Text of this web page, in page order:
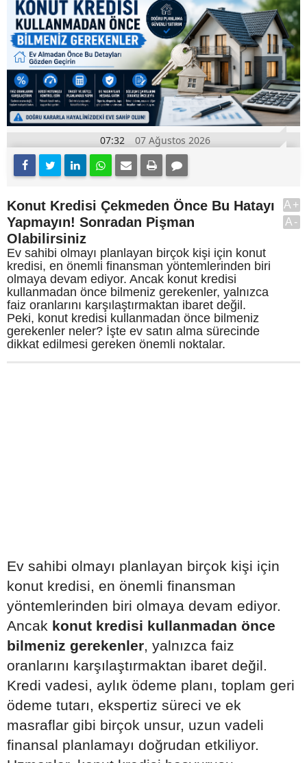
07:32 07 Ağustos 2026
Konut Kredisi Çekmeden Önce Bu Hatayı
Yapmayın! Sonradan Pişman
Olabilirsiniz
Ev sahibi olmayı planlayan birçok kişi için konut
kredisi, en önemli finansman yöntemlerinden biri
olmaya devam ediyor. Ancak konut kredisi
kullanmadan önce bilmeniz gerekenler, yalnızca
faiz oranlarını karşılaştırmaktan ibaret değil.
Peki, konut kredisi kullanmadan önce bilmeniz
gerekenler neler? İşte ev satın alma sürecinde
dikkat edilmesi gereken önemli noktalar.
A+
A-
Ev sahibi olmayı planlayan birçok kişi için
konut kredisi, en önemli finansman
yöntemlerinden biri olmaya devam ediyor.
Ancak konut kredisi kullanmadan önce
bilmeniz gerekenler, yalnızca faiz
oranlarını karşılaştırmaktan ibaret değil.
Kredi vadesi, aylık ödeme planı, toplam geri
ödeme tutarı, ekspertiz süreci ve ek
masraflar gibi birçok unsur, uzun vadeli
finansal planlamayı doğrudan etkiliyor.